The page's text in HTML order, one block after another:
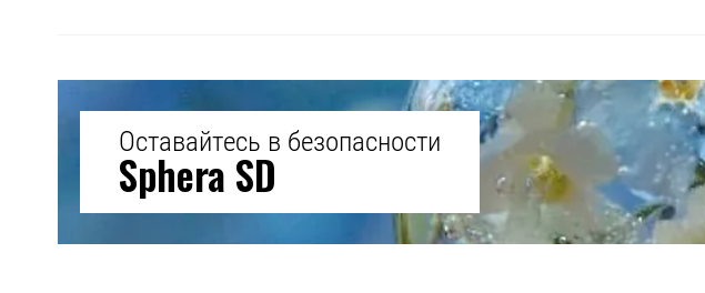
Оставайтесь в безопасности
Sphera SD